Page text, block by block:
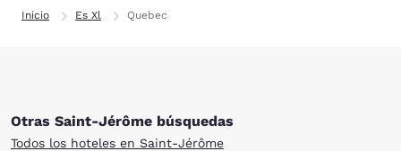
Inicio Es Xl Quebec
Otras Saint-Jérôme búsquedas
Todos los hoteles en Saint-Jérôme